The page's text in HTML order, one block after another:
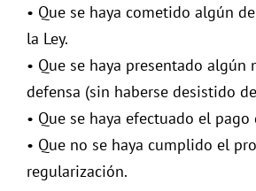
• Que se haya cometido algún
la Ley.
• Que se haya presentado algún
defensa (sin haberse desistido
• Que se haya efectuado el
• Que no se haya cumplido el
regularización.